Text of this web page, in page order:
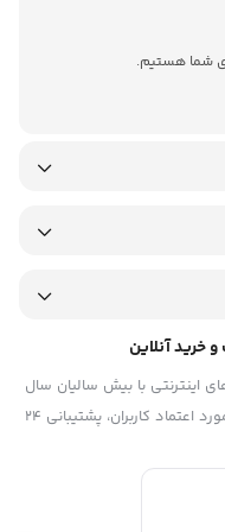
های اینترنتی با بیش سالیان سال
تجربه، با پایبندی به سه اصل، پرداخت امن و مورد اعتماد کاربران، پشتیبانی 24
با فروشگاه‌های معتبر
تبدیل شود. به محض ورود به
رو می‌شوید! هر آنچه که نیاز دارید و به